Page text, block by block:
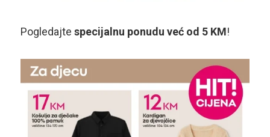
Pogledajte specijalnu ponudu već od 5 KM!